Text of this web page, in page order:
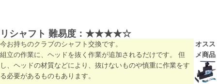
リシャフト 難易度： ★★★★☆
今お持ちのクラブのシャフト交換です。
組立の作業に、ヘッドを抜く作業が追加されるだけです。 但
し、ヘッドの材質などにより、抜けないものや慎重に作業をす
る必要があるものもあります。
オスス
メ商品